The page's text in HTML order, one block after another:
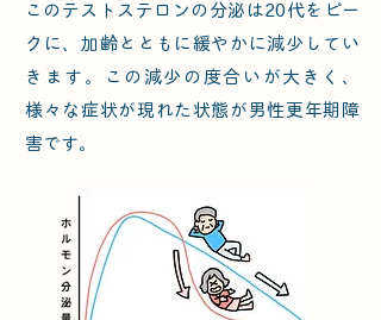
このテストステロンの分泌は20代をピー
クに、加齢とともに緩やかに減少してい
きます。この減少の度合いが大きく、
様々な症状が現れた状態が男性更年期障
害です。